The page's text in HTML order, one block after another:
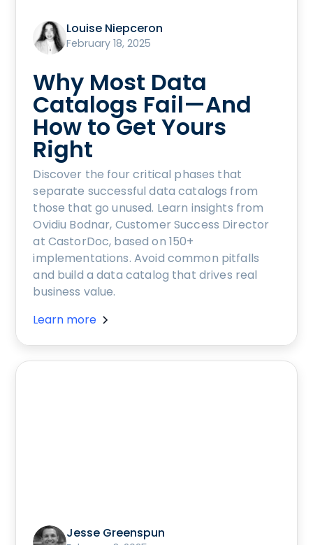
Louise Niepceron
February 18, 2025
Why Most Data
Catalogs Fail—And
How to Get Yours
Right
Discover the four critical phases that
separate successful data catalogs from
those that go unused. Learn insights from
Ovidiu Bodnar, Customer Success Director
at CastorDoc, based on 150+
implementations. Avoid common pitfalls
and build a data catalog that drives real
business value.
Learn more
Jesse Greenspun